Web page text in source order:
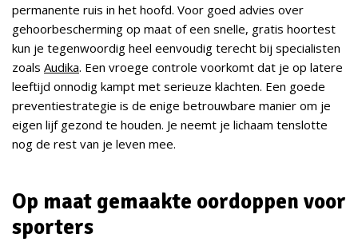
permanente ruis in het hoofd. Voor goed advies over
gehoorbescherming op maat of een snelle, gratis hoortest
kun je tegenwoordig heel eenvoudig terecht bij specialisten
zoals Audika. Een vroege controle voorkomt dat je op latere
leeftijd onnodig kampt met serieuze klachten. Een goede
preventiestrategie is de enige betrouwbare manier om je
eigen lijf gezond te houden. Je neemt je lichaam tenslotte
nog de rest van je leven mee.
Op maat gemaakte oordoppen voor
sporters